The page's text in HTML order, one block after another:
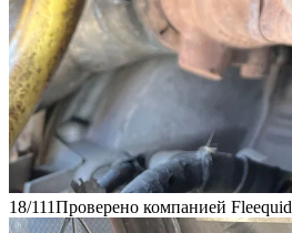
18/111Проверено компанией Fleequid